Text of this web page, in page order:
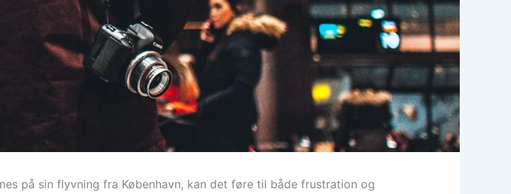
på sin flyvning fra København, kan det føre til både frustration og